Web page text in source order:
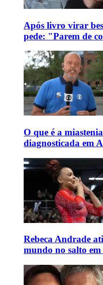
Após livro virar
pede: "Parem de
O que é a
diagnosticada em
Rebeca Andrade
mundo no salto em